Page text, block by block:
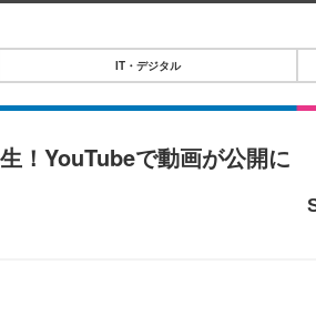
IT・デジタルTOP
IT・デジタル
！YouTubeで動画が公開に